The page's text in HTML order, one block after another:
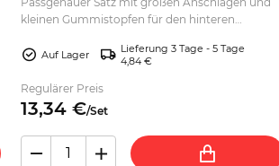
kleinen Gummistopfen für den hinteren
auswählen.
Auf Lager
Lieferung 3 Tage - 5 Tage
4,84 €
Regulärer Preis
13,34 €/Set